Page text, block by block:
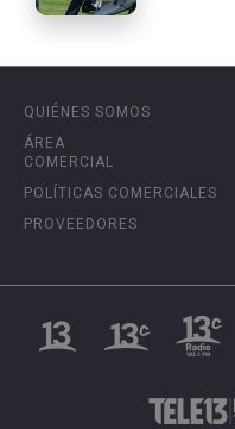
QUIÉNES SOMOS
ÁREA
COMERCIAL
POLÍTICAS COMERCIALES
PROVEEDORES